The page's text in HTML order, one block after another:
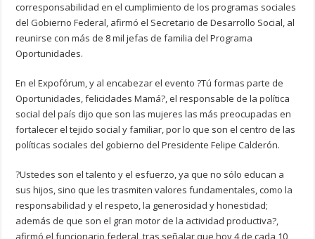
corresponsabilidad en el cumplimiento de los programas sociales
del Gobierno Federal, afirmó el Secretario de Desarrollo Social, al
reunirse con más de 8 mil jefas de familia del Programa
Oportunidades.
En el Expofórum, y al encabezar el evento ?Tú formas parte de
Oportunidades, felicidades Mamá?, el responsable de la política
social del país dijo que son las mujeres las más preocupadas en
fortalecer el tejido social y familiar, por lo que son el centro de las
políticas sociales del gobierno del Presidente Felipe Calderón.
?Ustedes son el talento y el esfuerzo, ya que no sólo educan a
sus hijos, sino que les trasmiten valores fundamentales, como la
responsabilidad y el respeto, la generosidad y honestidad;
además de que son el gran motor de la actividad productiva?,
afirmó el funcionario federal, tras señalar que hoy 4 de cada 10